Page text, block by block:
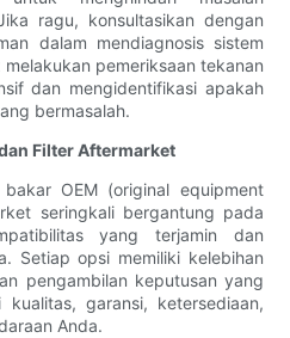
ragu, konsultasikan dengan
dalam mendiagnosis sistem
pemeriksaan tekanan
dan mengidentifikasi apakah
bermasalah.
Filter Aftermarket
OEM (original equipment
seringkali bergantung pada
yang terjamin dan
Setiap opsi memiliki kelebihan
pengambilan keputusan yang
garansi, ketersediaan,
Anda.